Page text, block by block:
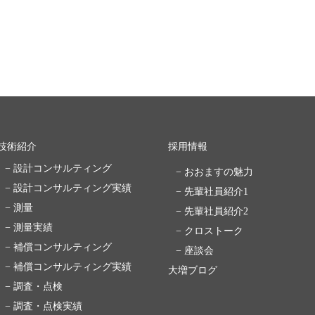
術紹介
− 設計コンサルティング
− 設計コンサルティング実績
− 測量
− 測量実績
− 補償コンサルティング
− 補償コンサルティング実績
− 調査・点検
− 調査・点検実績
採用情報
− おおますの魅力
− 先輩社員紹介1
− 先輩社員紹介2
− クロストーク
− 座談会
大増ブログ